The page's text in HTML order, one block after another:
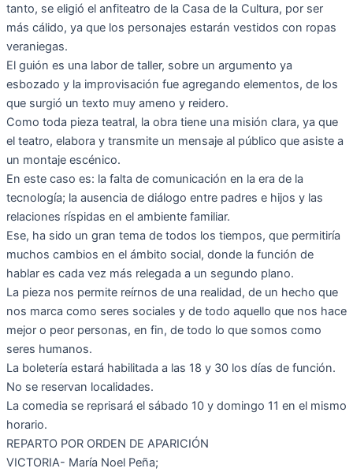
tanto, se eligió el anfiteatro de la Casa de la Cultura, por ser
más cálido, ya que los personajes estarán vestidos con ropas
veraniegas.
El guión es una labor de taller, sobre un argumento ya
esbozado y la improvisación fue agregando elementos, de los
que surgió un texto muy ameno y reidero.
Como toda pieza teatral, la obra tiene una misión clara, ya que
el teatro, elabora y transmite un mensaje al público que asiste a
un montaje escénico.
En este caso es: la falta de comunicación en la era de la
tecnología; la ausencia de diálogo entre padres e hijos y las
relaciones ríspidas en el ambiente familiar.
Ese, ha sido un gran tema de todos los tiempos, que permitiría
muchos cambios en el ámbito social, donde la función de
hablar es cada vez más relegada a un segundo plano.
La pieza nos permite reírnos de una realidad, de un hecho que
nos marca como seres sociales y de todo aquello que nos hace
mejor o peor personas, en fin, de todo lo que somos como
seres humanos.
La boletería estará habilitada a las 18 y 30 los días de función.
No se reservan localidades.
La comedia se reprisará el sábado 10 y domingo 11 en el mismo
horario.
REPARTO POR ORDEN DE APARICIÓN
VICTORIA- María Noel Peña;